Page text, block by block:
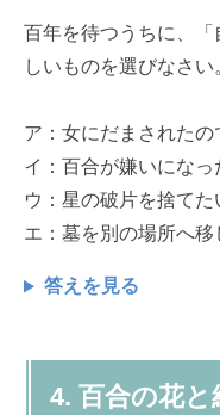
百年を待つうちに、
しいものを選びなさい
ア：女にだまされたの
イ：百合が嫌いになっ
ウ：星の破片を捨てた
エ：墓を別の場所へ移
答えを見る
4. 百合の花と